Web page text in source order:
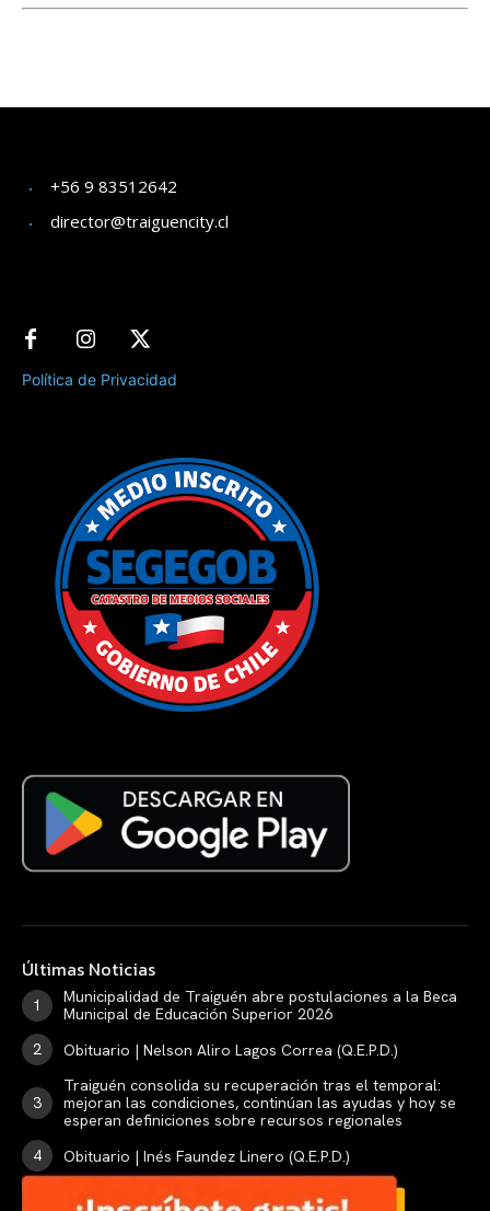
+56 9 83512642
director@traiguencity.cl
Política de Privacidad
Últimas Noticias
Municipalidad de Traiguén abre postulaciones a la Beca
Municipal de Educación Superior 2026
Obituario | Nelson Aliro Lagos Correa (Q.E.P.D.)
Traiguén consolida su recuperación tras el temporal:
mejoran las condiciones, continúan las ayudas y hoy se
esperan definiciones sobre recursos regionales
Obituario | Inés Faundez Linero (Q.E.P.D.)